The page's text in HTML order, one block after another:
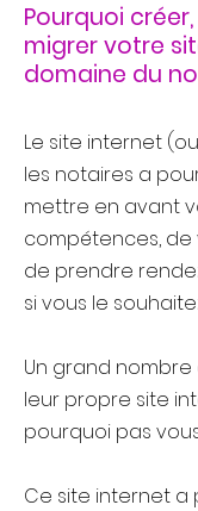
Pourquoi
migrer votre
domaine du
Le site internet
les notaires a
mettre en avant
compétences, de
de prendre
si vous le
Un grand
leur propre site
pourquoi pas
Ce site internet a